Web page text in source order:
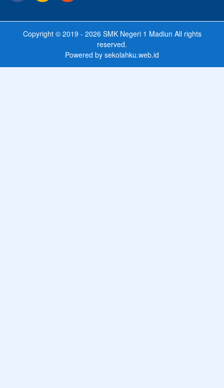
Copyright © 2019 - 2026 SMK Negeri 1 Madiun All rights
reserved.
Powered by sekolahku.web.id